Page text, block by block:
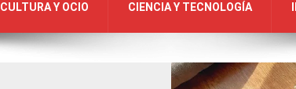
CULTURA Y OCIO CIENCIA Y TECNOLOGÍA